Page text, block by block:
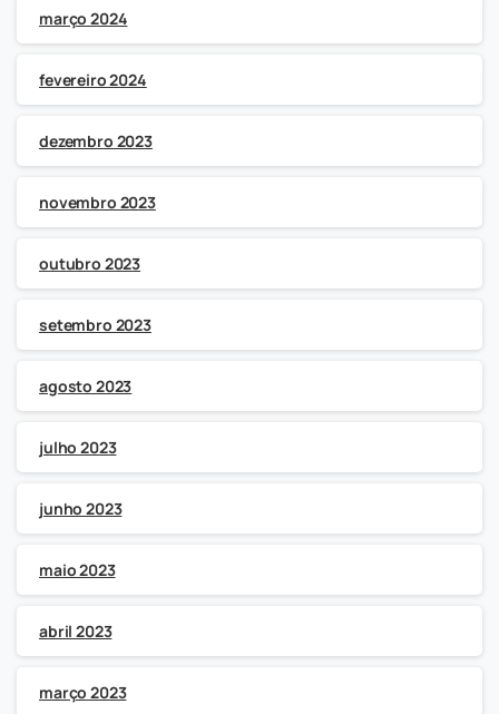
março 2024
fevereiro 2024
dezembro 2023
novembro 2023
outubro 2023
setembro 2023
agosto 2023
julho 2023
junho 2023
maio 2023
abril 2023
março 2023